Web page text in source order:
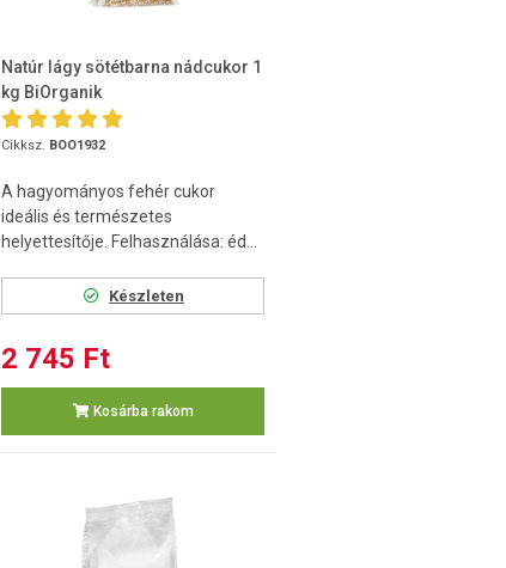
Natúr lágy sötétbarna nádcukor 1
kg BiOrganik
Cikksz. BOO1932
A hagyományos fehér cukor
ideális és természetes
helyettesítője. Felhasználása: éd...
Készleten
2 745 Ft
Kosárba rakom